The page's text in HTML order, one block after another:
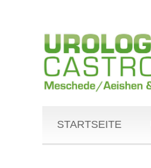
STARTSEITE